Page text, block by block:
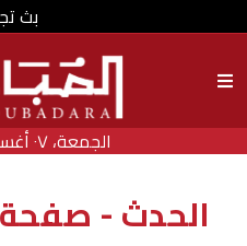
بث
الجمعة، ٠٧ أغسطس ٢٠٢٦ ١٣:٣٠
الرئيسية الحدث - صفحة 5
الحدث - صفحة 5